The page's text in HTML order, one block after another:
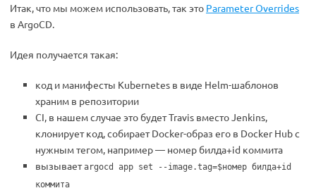
Итак, что мы можем использовать, так это Parameter Overrides
в ArgoCD.
Идея получается такая:
код и манифесты Kubernetes в виде Helm-шаблонов
храним в репозитории
CI, в нашем случае это будет Travis вместо Jenkins,
клонирует код, собирает Docker-образ его в Docker Hub с
нужным тегом, например — номер билда+id коммита
вызываетargocd app set --image.tag=$номер билда+id
коммита